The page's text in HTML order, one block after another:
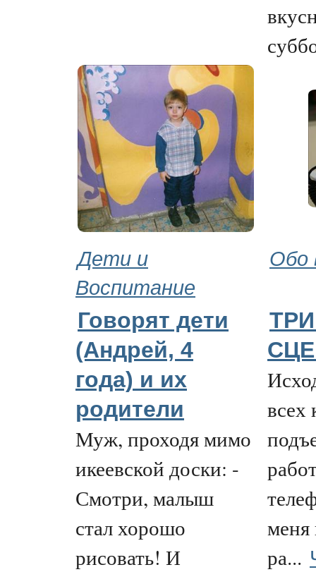
Дети и
Воспитание
Обо
Говорят дети
(Андрей, 4
года) и их
родители
Муж, проходя мимо
икеевской доски: -
Смотри, малыш
стал хорошо
рисовать! И
всех
меня
ра...